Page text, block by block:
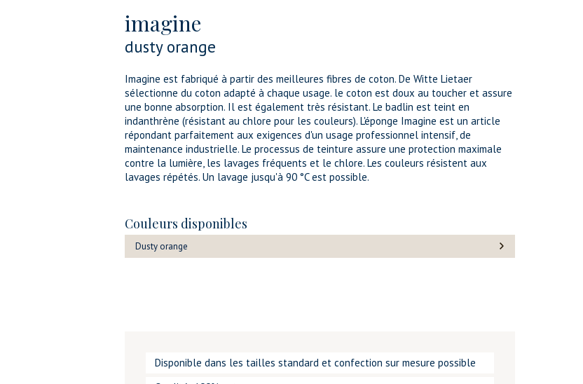
imagine
dusty orange
Imagine est fabriqué à partir des meilleures fibres de coton. De Witte Lietaer
sélectionne du coton adapté à chaque usage. le coton est doux au toucher et assure
une bonne absorption. Il est également très résistant. Le badlin est teint en
indanthrène (résistant au chlore pour les couleurs). L'éponge Imagine est un article
répondant parfaitement aux exigences d'un usage professionnel intensif, de
maintenance industrielle. Le processus de teinture assure une protection maximale
contre la lumière, les lavages fréquents et le chlore. Les couleurs résistent aux
lavages répétés. Un lavage jusqu'à 90 °C est possible.
Couleurs disponibles
Dusty orange
Disponible dans les tailles standard et confection sur mesure possible